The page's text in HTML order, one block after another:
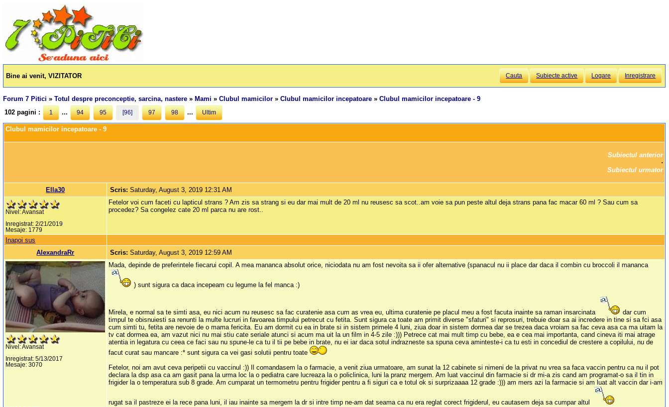
Bine ai venit, VIZITATOR Cauta Subiecte active Logare Inregistrare
Forum 7 Pitici »Totul despre preconceptie, sarcina, nastere » Mami »Clubul mamicilor »Clubul mamicilor incepatoare »Clubul mamicilor incepatoare - 9
102 pagini :
1 ... 94 95 [96] 97 98 ... Ultim
Clubul mamicilor incepatoare - 9
Subiectul anterior
Subiectul urmator
Ella30 Scris:Saturday, August 3, 2019 12:31 AM
Nivel: Avansat
Inregistrat: 2/21/2019
Mesaje: 1779
Fetelor voi cum faceti cu lapticul strans ? Am zis sa strang si eu dar mai mult de 20 ml nu reusesc sa scot..am voie sa pun peste altul deja strans pana fac macar 60 ml ? Sau cum sa
procedez? Sa congelez cate 20 ml parca nu are rost..
Inapoi sus
AlexandraRr
Scris:Saturday, August 3, 2019 12:59 AM
Nivel: Avansat
Inregistrat: 5/13/2017
Mesaje: 3070
Mada, depinde de preferintele fiecarui copil. A mea mananca absolut orice, niciodata nu am fost nevoita sa ii ofer alternative (spanacul nu ii place dar daca il combin cu broccoli il mananca
) sunt sigura ca daca incepeam cu legume la fel manca :)
Mirela, e normal sa te simti asa, eu nici acum nu reusesc sa fac curatenie asa cum as vrea eu, ultima curatenie pe placul meu a fost facuta inainte sa raman insarcinata
dar cum
timpul te obisnuiesti sa renunti la multe lucruri in favoarea timpului petrecut cu fetita. Sunt sigura ca toate am primit diverse "sfaturi" si reprosuri, trebuie doar sa ai incredere in tine si sa fci asa
cum simti tu, fetita are nevoie de o mama fericita. Eu am dormit cu ea in brate si in sistem primele 4 luni, ziua doar in sistem dormea dar se trezea daca vroiam sa fac ceva asa ca ma uitam la
tv cat dormea ea, am vazut nici nu mai stiu cate seriale atunci si acum ma uit la un film in 4-5 zile :))) Petrece cat mai mult timp cu bebe, ea e cea mai importanta, cand cineva iti mai atrage
atentia in legatura cu ceea ce faci sau nu spune-le ca tu il tii pe bebe in brate, nu ei iar daca sotul indrazneste sa spuna ceva aminteste-i ca tu esti in concediul de crestere a copilului, nu de
facut curat sau mancare :* sunt sigura ca vei gasi solutii pentru toate
Fetelor, noi am avut ceva peripetii cu vaccinul :)) Il comandasem la o farmacie, a venit ziua urmatoare, am sunat la 12 cabinete si nimeni de la privat nu vrea sa faca vaccin pentru ca nu il pot
declara la dsp asa ca am gasit pana la urma loc la o pediatra care lucreaza la o policlinica, luni la pranz mergem. Am luat vaccinul din farmacie si dr mi-a zis cand am programat-o sa il tin in
frigider la o temperatura sub 8 grade. Am cumparat un termometru pentru frigider pentru a fi siguri ca e totul ok si surprizaaaa 12 grade :))) am mers azi la farmacie si am luat alt vaccin dar i-am
rugat sa il pastreze ei la rece pana luni, il iau inainte sa mergem la dr si intre timp ne-am dat seama ca nu era reglat corect frigiderul, eu cautasem deja sa cumpar altul